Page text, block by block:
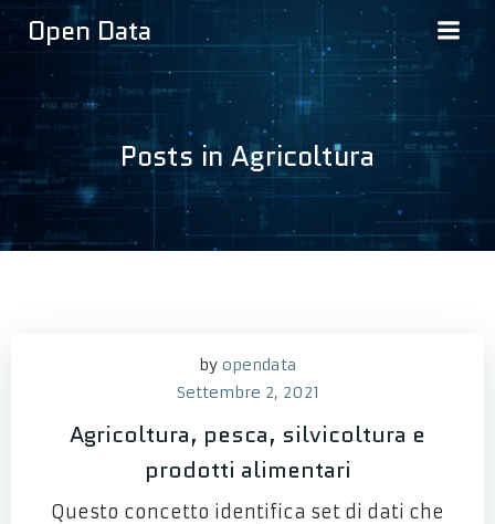
contenuto
Open Data
Posts in Agricoltura
by opendata
Settembre 2, 2021
Agricoltura, pesca, silvicoltura e
prodotti alimentari
Questo concetto identifica set di dati che